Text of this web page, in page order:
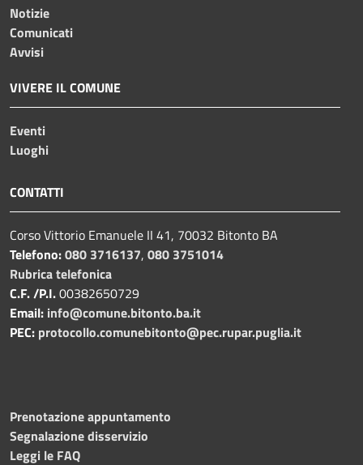
Notizie
Comunicati
Avvisi
VIVERE IL COMUNE
Eventi
Luoghi
CONTATTI
Corso Vittorio Emanuele II 41, 70032 Bitonto BA
Telefono:080 3716137, 080 3751014
Rubrica telefonica
C.F. /P.I.00382650729
Email: info@comune.bitonto.ba.it
PEC: protocollo.comunebitonto@pec.rupar.puglia.it
Prenotazione appuntamento
Segnalazione disservizio
Leggi le FAQ